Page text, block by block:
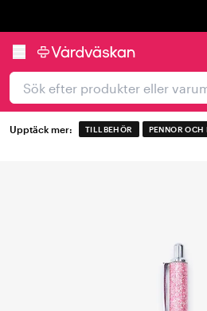
Upptäck mer: TILLBEHÖR PENNOR OCH